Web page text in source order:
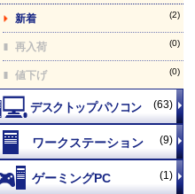
新着 (2)
再入荷 (0)
値下げ (0)
(63)
(9)
(1)